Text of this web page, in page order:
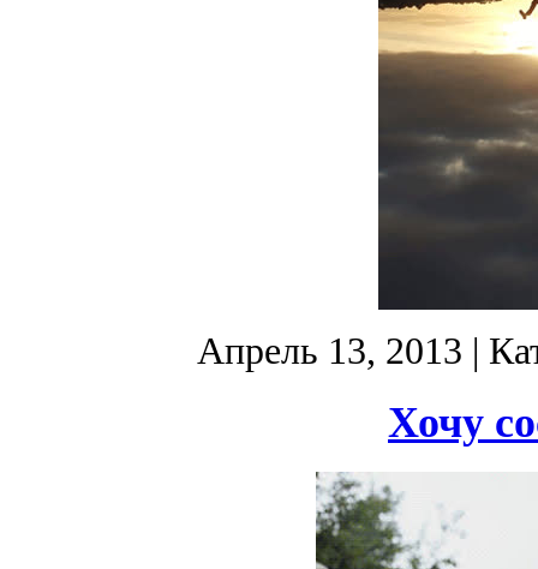
Апрель 13, 2013 |
Хочу